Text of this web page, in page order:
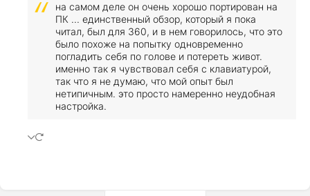
на самом деле он очень хорошо портирован на
ПК ... единственный обзор, который я пока
читал, был для 360, и в нем говорилось, что это
было похоже на попытку одновременно
погладить себя по голове и потереть живот.
именно так я чувствовал себя с клавиатурой,
так что я не думаю, что мой опыт был
нетипичным. это просто намеренно неудобная
настройка.